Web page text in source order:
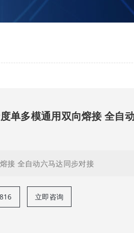
单多模通用双向熔接 全自
接 全自动六马达同步对接
立即咨询